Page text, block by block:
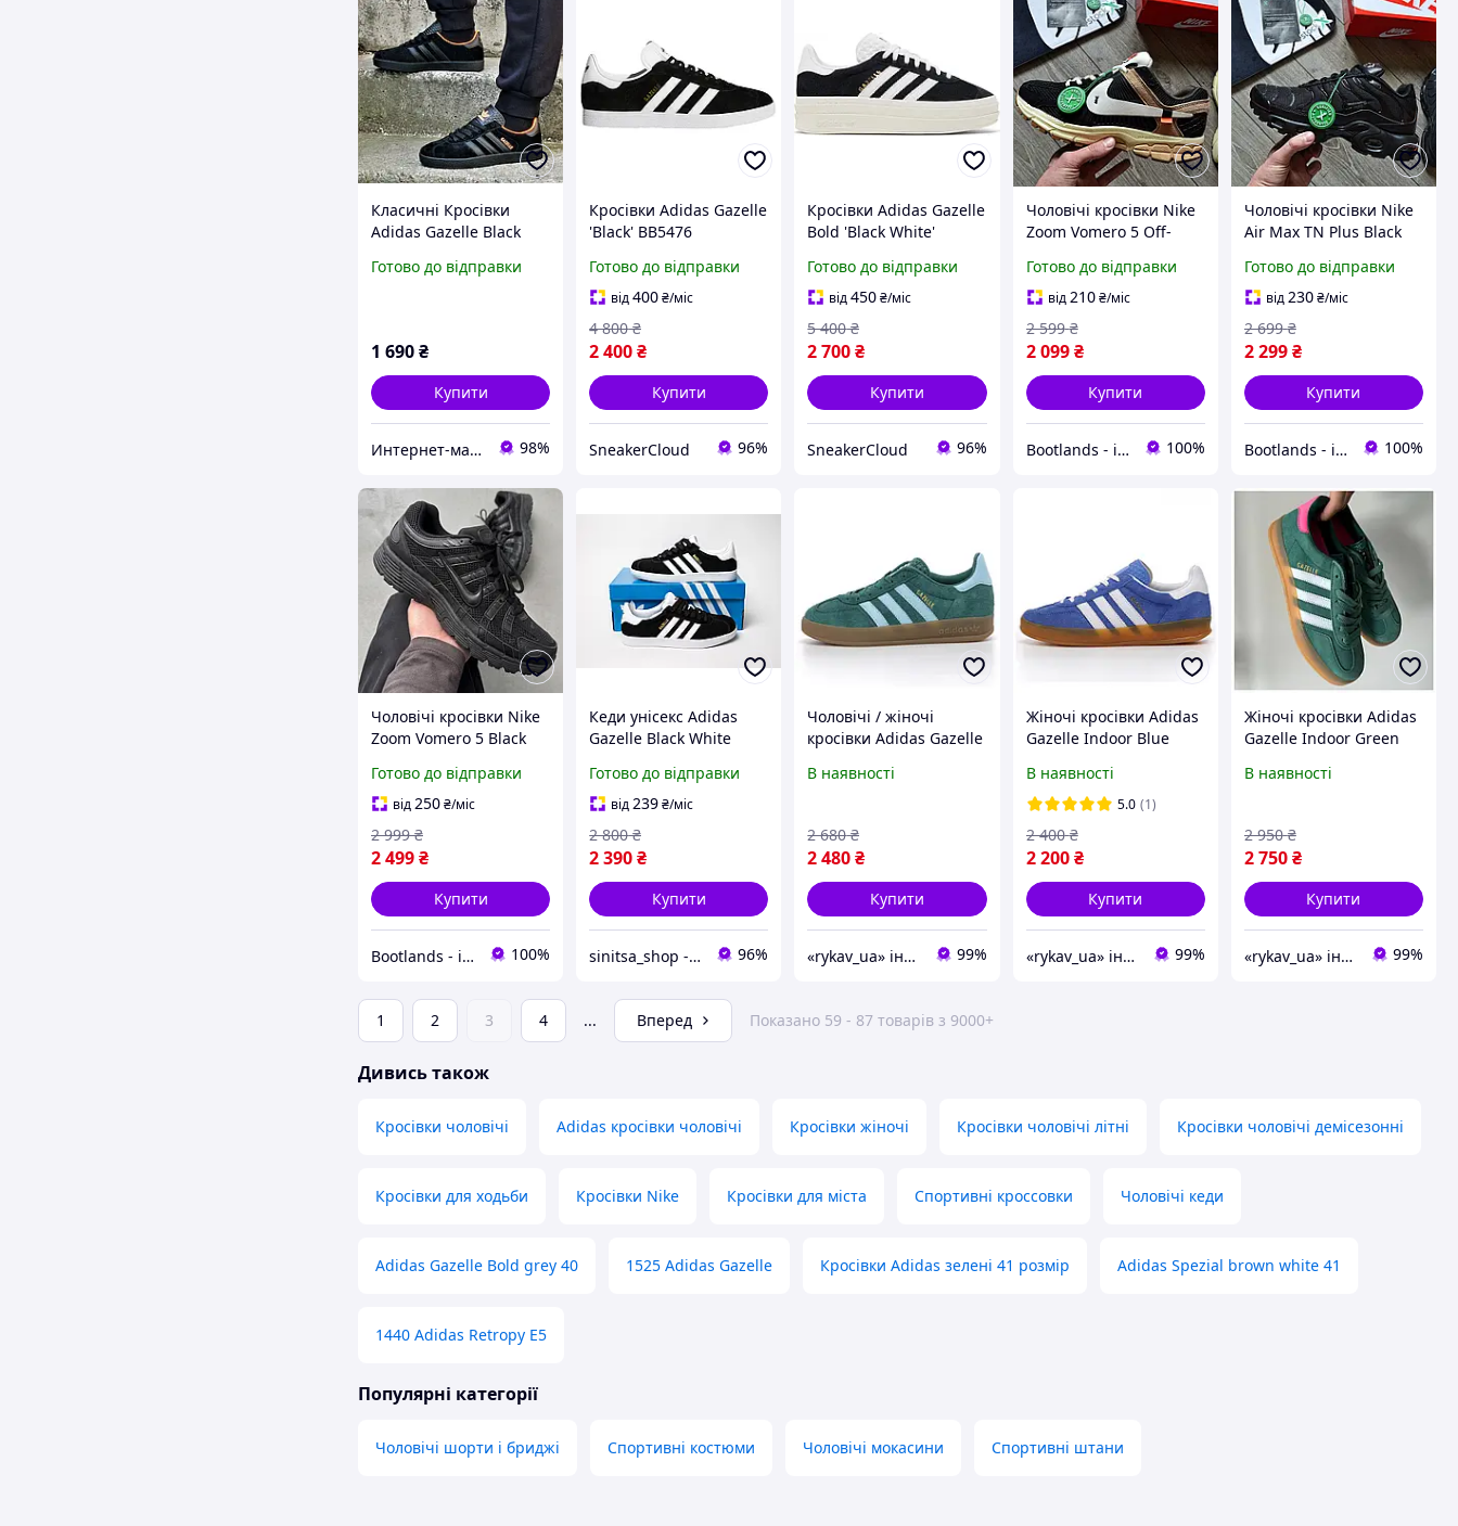
Класичні Кросівки
Adidas Gazelle Black
Унісекс 37,38,39
Готово до відправки
1 690₴
Купити
Интернет-магазин Sneakers Boom 98%
Кросівки Adidas Gazelle
'Black' BB5476
Готово до відправки
від400₴/міс
2 400₴
4 800 ₴
Купити
SneakerCloud 96%
Кросівки Adidas Gazelle
Bold 'Black White'
Готово до відправки
від450₴/міс
2 700₴
5 400 ₴
Купити
SneakerCloud 96%
Чоловічі кросівки Nike
Zoom Vomero 5 Off-
осінь-літо (чорні). Живе
фото
Готово до відправки
від210 ₴/міс
2 099 ₴
2 599 ₴
Купити
Bootlands - інтернет-магазин взуття та одягу 100%
Чоловічі кросівки Nike
Air Max TN Plus Black
(чорний) демісезонні
Готово до відправки
від230₴/міс
2 299₴
2 699 ₴
Купити
Bootlands - інтернет-магазин взуття та одягу 100%
Чоловічі кросівки Nike
Zoom Vomero 5 Black
сіткою чорні. Живе
фото
Готово до відправки
від250₴/міс
2 499₴
2 999 ₴
Купити
Bootlands - інтернет-магазин взуття та одягу 100%
Кеди унісекс Adidas
Gazelle Black White
Готово до відправки
від239₴/міс
2 390₴
2 800 ₴
Купити
sinitsa_shop - інтернет-магазин взуття 96%
Чоловічі / жіночі
кросівки Adidas Gazelle
зелені замшеві
індор
В наявності
2 480₴
2 680 ₴
Купити
«rykav_ua» інтернет магазин взуття та одягу 99%
Жіночі кросівки Adidas
Gazelle Indoor Blue
сині замшеві кросівки
адідас газелі газель
індор
В наявності
5.0 (1)
2 200 ₴
2 400 ₴
Купити
«rykav_ua» інтернет магазин взуття та одягу 99%
Жіночі кросівки Adidas
Gazelle Indoor Green
замшеві кросівки
газель
В наявності
2 750₴
2 950 ₴
Купити
«rykav_ua» інтернет магазин взуття та одягу 99%
1 2 3 4 ... Вперед Показано 59 - 87 товарів з 9000+
Дивись також
Кросівки чоловічі Adidas кросівки чоловічі Кросівки жіночі Кросівки чоловічі літні Кросівки чоловічі демісезонні
Кросівки для ходьби Кросівки Nike Кросівки для міста Спортивні кроссовки Чоловічі кеди
Adidas Gazelle Bold grey 40 1525 Adidas Gazelle Кросівки Adidas зелені 41 розмір Adidas Spezial brown white 41
1440 Adidas Retropy E5
Популярні категорії
Чоловічі шорти і бриджі Спортивні костюми Чоловічі мокасини Спортивні штани